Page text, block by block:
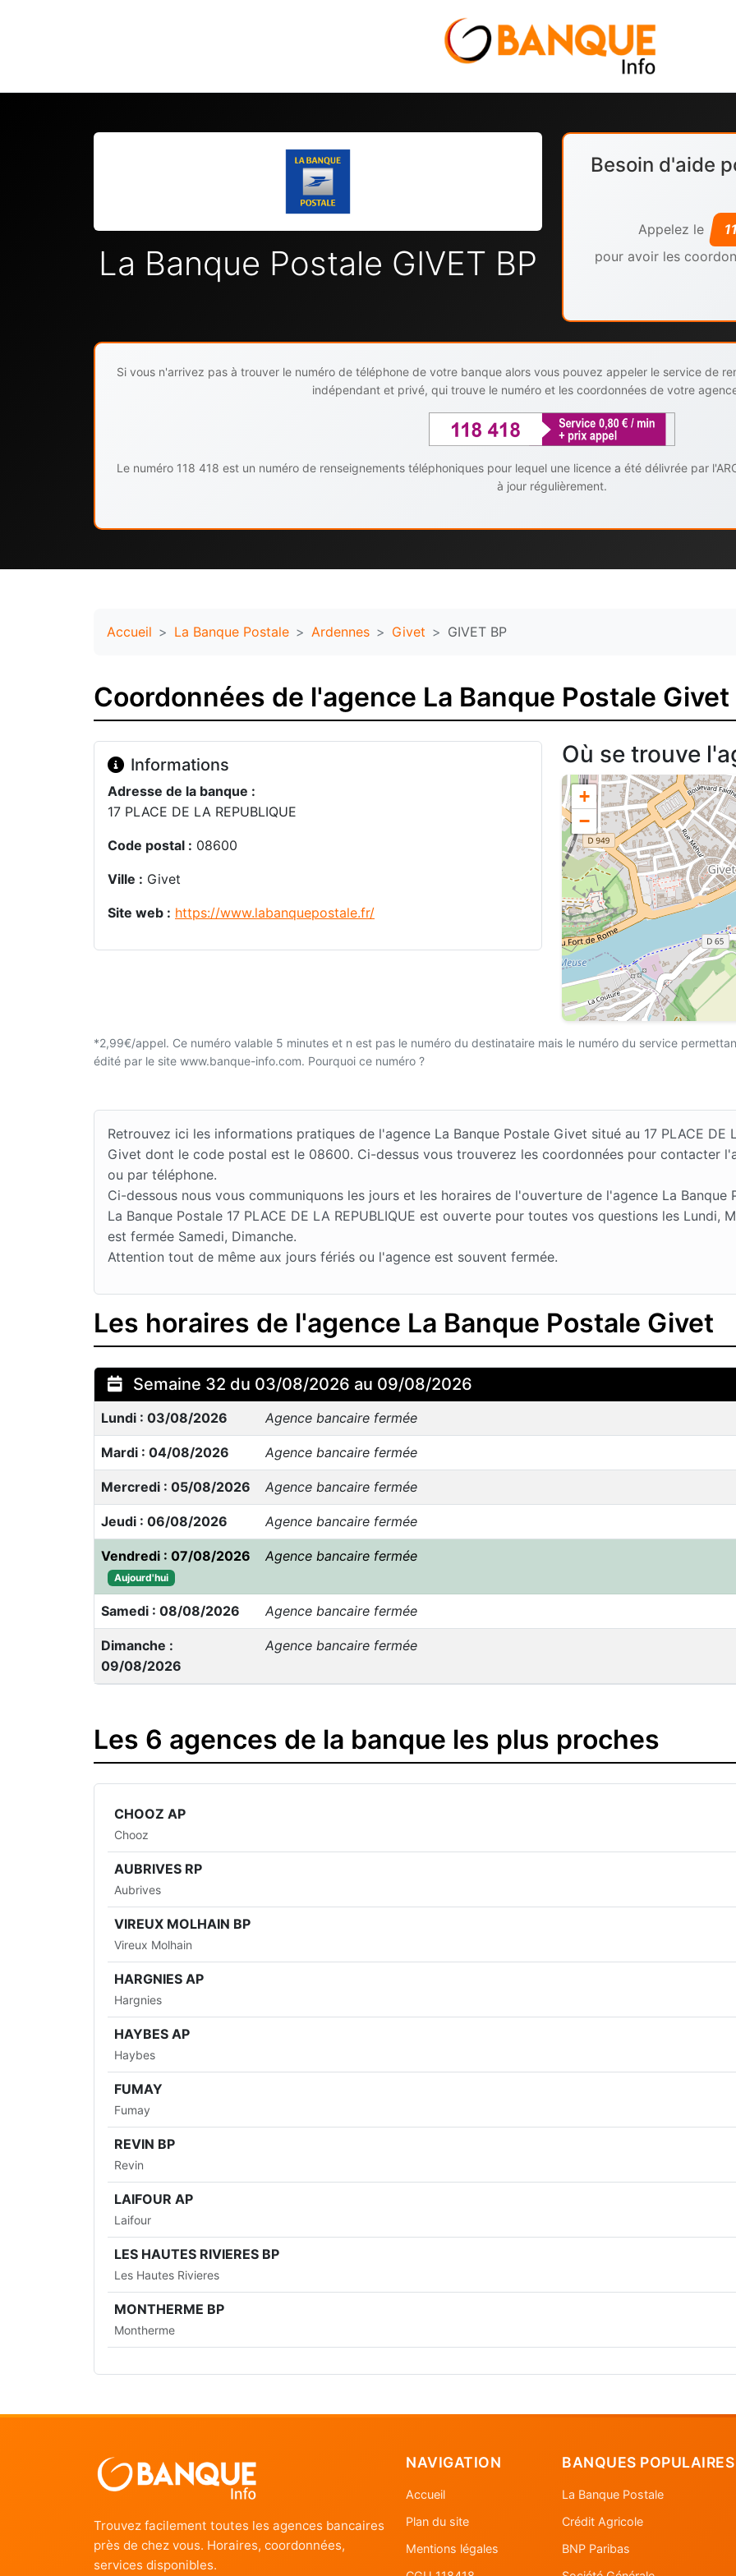
La Banque Postale GIVET BP
Besoin d'aide
Appelez le
pour avoir les
Si vous n'arrivez pas à trouver le numéro de téléphone de votre banque alors vous pouvez appeler le service de
indépendant et privé, qui trouve le numéro et les coordonnées de votre
Le numéro 118 418 est un numéro de renseignements téléphoniques pour lequel une licence a été délivrée par
à jour régulièrement.
Accueil La Banque Postale Ardennes Givet GIVET BP
Coordonnées de l'agence La Banque Postale Givet
Informations
Adresse de la banque :
17 PLACE DE LA REPUBLIQUE
Code postal : 08600
Ville : Givet
Site web : https://www.labanquepostale.fr/
Où se trouve
+
−
*2,99€/appel. Ce numéro valable 5 minutes et n est pas le numéro du destinataire mais le numéro du service
édité par le site www.banque-info.com. Pourquoi ce numéro ?
Retrouvez ici les informations pratiques de l'agence La Banque Postale Givet situé au 17 PLACE DE
Givet dont le code postal est le 08600. Ci-dessus vous trouverez les coordonnées pour contacter
ou par téléphone.
Ci-dessous nous vous communiquons les jours et les horaires de l'ouverture de l'agence La Banque
La Banque Postale 17 PLACE DE LA REPUBLIQUE est ouverte pour toutes vos questions les Lundi,
est fermée Samedi, Dimanche.
Attention tout de même aux jours fériés ou l'agence est souvent fermée.
Les horaires de l'agence La Banque Postale Givet
Semaine 32 du 03/08/2026 au 09/08/2026
Lundi : 03/08/2026 Agence bancaire fermée
Mardi : 04/08/2026 Agence bancaire fermée
Mercredi : 05/08/2026 Agence bancaire fermée
Jeudi : 06/08/2026 Agence bancaire fermée
Vendredi : 07/08/2026
Aujourd'hui
Agence bancaire fermée
Samedi : 08/08/2026 Agence bancaire fermée
Dimanche :
09/08/2026
Agence bancaire fermée
Les 6 agences de la banque les plus proches
CHOOZ AP
Chooz
AUBRIVES RP
Aubrives
VIREUX MOLHAIN BP
Vireux Molhain
HARGNIES AP
Hargnies
HAYBES AP
Haybes
FUMAY
Fumay
REVIN BP
Revin
LAIFOUR AP
Laifour
LES HAUTES RIVIERES BP
Les Hautes Rivieres
MONTHERME BP
Montherme
Trouvez facilement toutes les agences bancaires
près de chez vous. Horaires, coordonnées,
services disponibles.
NAVIGATION
Accueil
Plan du site
Mentions légales
BANQUES POPULAIRES
La Banque Postale
Crédit Agricole
BNP Paribas